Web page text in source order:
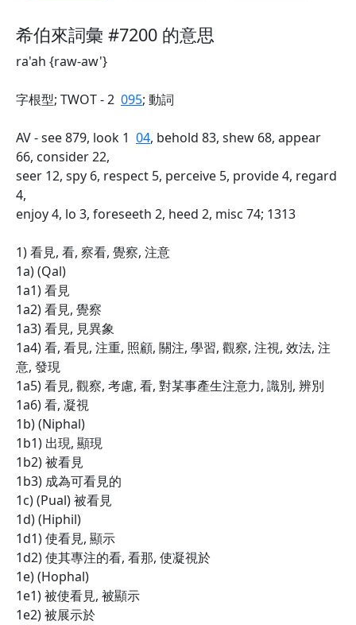
希伯來詞彙 #7200 的意思
ra'ah {raw-aw'}
字根型; TWOT - 2 095; 動詞
AV - see 879, look 1 04, behold 83, shew 68, appear
66, consider 22,
seer 12, spy 6, respect 5, perceive 5, provide 4, regard
4,
enjoy 4, lo 3, foreseeth 2, heed 2, misc 74; 1313
1) 看見, 看, 察看, 覺察, 注意
1a) (Qal)
1a1) 看見
1a2) 看見, 覺察
1a3) 看見, 見異象
1a4) 看, 看見, 注重, 照顧, 關注, 學習, 觀察, 注視, 效法, 注
意, 發現
1a5) 看見, 觀察, 考慮, 看, 對某事產生注意力, 識別, 辨別
1a6) 看, 凝視
1b) (Niphal)
1b1) 出現, 顯現
1b2) 被看見
1b3) 成為可看見的
1c) (Pual) 被看見
1d) (Hiphil)
1d1) 使看見, 顯示
1d2) 使其專注的看, 看那, 使凝視於
1e) (Hophal)
1e1) 被使看見, 被顯示
1e2) 被展示於